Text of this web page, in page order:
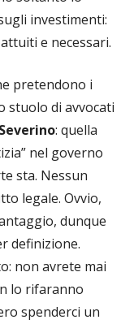
investimenti:
e necessari.
pretendono i
stuolo di avvocati
: quella
nel governo
sta. Nessun
legale. Ovvio,
dunque
definizione.
non avrete mai
lo rifaranno
spenderci un